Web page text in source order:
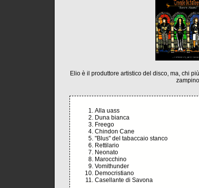
Elio è il produttore artistico del disco, ma, chi
Alla uass
Duna bianca
Freego
Chindon Cane
"Blus" del tabaccaio stanco
Rettilario
Neonato
Marocchino
Vomithunder
Democristiano
Casellante di Savona